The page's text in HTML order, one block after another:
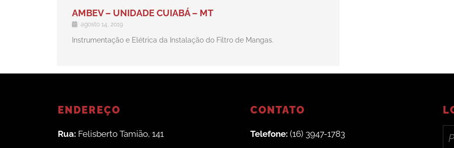
AMBEV – UNIDADE CUIABÁ – MT
agosto 14, 2019
Instrumentação e Elétrica da Instalação do Filtro de Mangas.
ENDEREÇO
Rua: Felisberto Tamião, 141
CONTATO
Telefone: (16) 3947-1783